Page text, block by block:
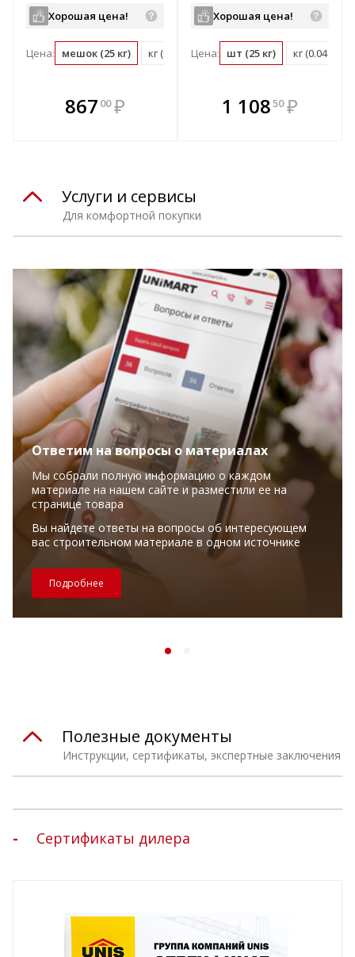
Хорошая цена!
Цена: мешок (25 кг) кг (0.04 мешок)
867 00 ₽
В комплекте
всегда выгоднее!
Хорошая цена!
Цена: шт (25 кг) кг (0.04 шт)
В комплекте
всегда выгоднее!
1 10850 ₽
Для комфортной покупки
Услуги и сервисы
Ответим на вопросы о материалах
Мы собрали полную информацию о каждом
материале на нашем сайте и разместили ее на
странице товара
Вы найдете ответы на вопросы об интересующем
вас строительном материале в одном источнике
Подробнее
Инструкции, сертификаты, экспертные заключения
Полезные документы
Сертификаты дилера